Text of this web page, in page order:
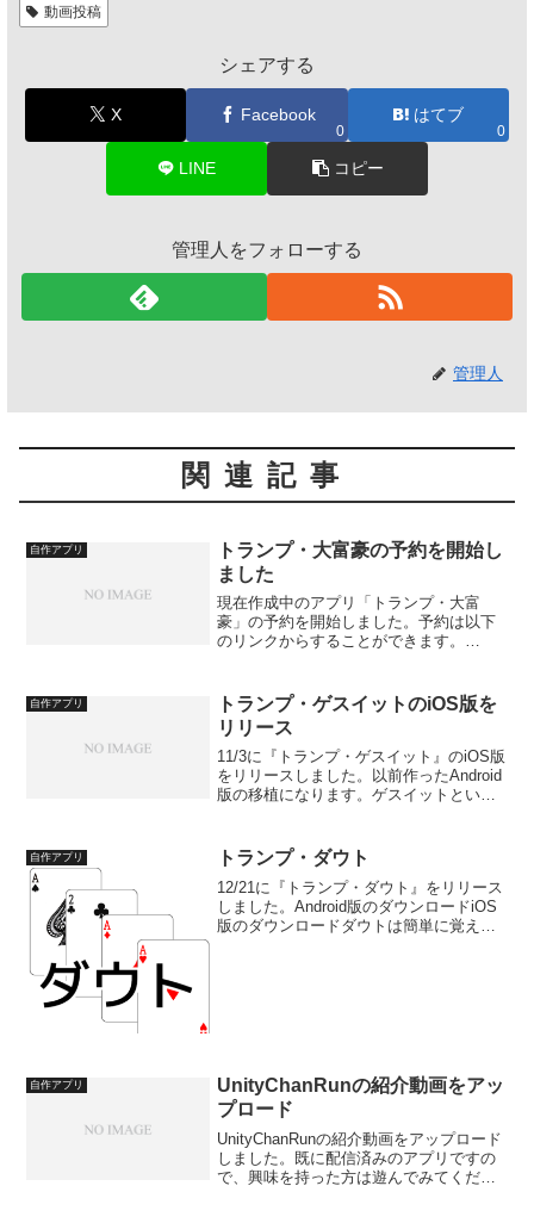
動画投稿
シェアする
X Facebook
0
はてブ
0
LINE コピー
管理人をフォローする
管理人
関連記事
自作アプリ
トランプ・大富豪の予約を開始し
ました
現在作成中のアプリ「トランプ・大富
豪」の予約を開始しました。予約は以下
のリンクからすることができます。
来ました。 pic.twitter.com/nFOXo6...
自作アプリ
トランプ・ゲスイットのiOS版を
リリース
11/3に『トランプ・ゲスイット』のiOS版
をリリースしました。以前作ったAndroid
版の移植になります。ゲスイットという
ゲームだと思います。A～Kまでの13枚の
カー...
自作アプリ トランプ・ダウト
12/21に『トランプ・ダウト』をリリース
しました。Android版のダウンロードiOS
版のダウンロードダウトは簡単に覚えら
自作アプリ
UnityChanRunの紹介動画をアッ
プロード
UnityChanRunの紹介動画をアップロード
しました。既に配信済みのアプリですの
で、興味を持った方は遊んでみてくださ